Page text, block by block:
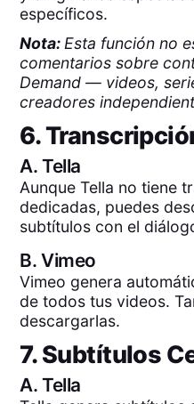
específicos.
Nota: Esta función no
comentarios sobre
Demand — videos,
creadores
6.
A.Tella
Aunque Tella no tiene
dedicadas, puedes
subtítulos con el
B.Vimeo
Vimeo genera
de todos tus videos.
descargarlas.
7. Subtítulos
A.Tella